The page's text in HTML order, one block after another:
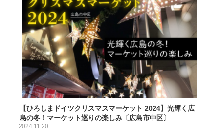
【ひろしまドイツクリスマスマーケット 2024】光輝く広
島の冬！マーケット巡りの楽しみ〔広島市中区〕
2024.11.20